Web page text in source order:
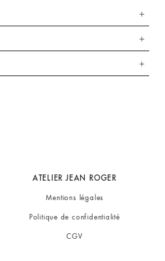
ATELIER JEAN ROGER
Mentions légales
Politique de confidentialité
CGV